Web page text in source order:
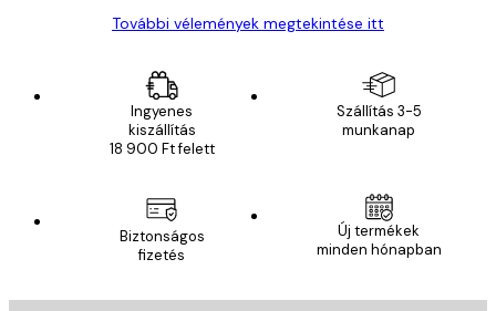
További vélemények megtekintése itt
Ingyenes
kiszállítás
18 900 Ft felett
Szállítás 3-5
munkanap
Biztonságos
fizetés
Új termékek
minden hónapban